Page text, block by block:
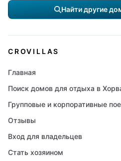
Найти другие
CROVILLAS
Главная
Поиск домов для отдыха в
Групповые и корпоративные
Отзывы
Вход для владельцев
Стать хозяином